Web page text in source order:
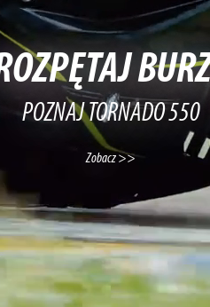
POZNAJ TORNADO 550
Zobacz >>